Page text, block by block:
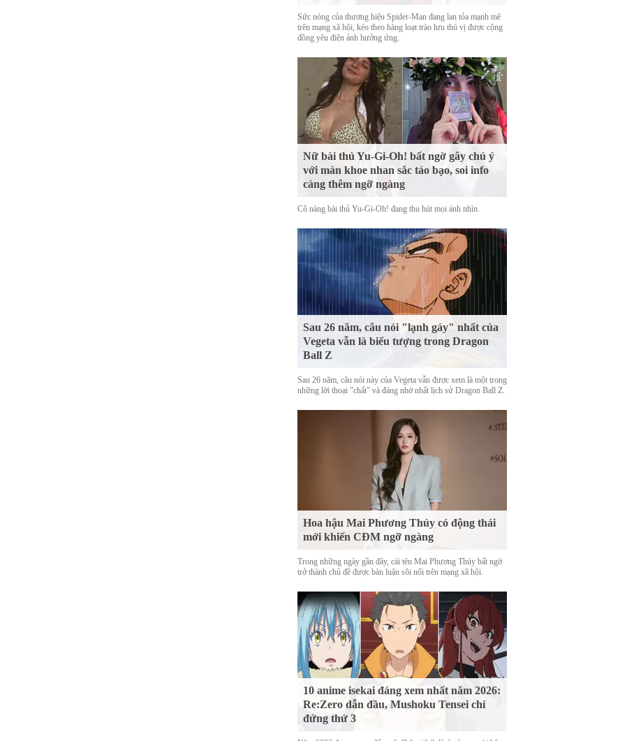
Sức nóng của thương hiệu Spider-Man đang lan tỏa mạnh mẽ
trên mạng xã hội, kéo theo hàng loạt trào lưu thú vị được cộng
đồng yêu điện ảnh hưởng ứng.
Nữ bài thủ Yu-Gi-Oh! bất ngờ gây chú ý
với màn khoe nhan sắc táo bạo, soi info
càng thêm ngỡ ngàng
Cô nàng bài thủ Yu-Gi-Oh! đang thu hút mọi ánh nhìn.
Sau 26 năm, câu nói "lạnh gáy" nhất của
Vegeta vẫn là biểu tượng trong Dragon
Ball Z
Sau 26 năm, câu nói này của Vegeta vẫn được xem là một trong
những lời thoại "chất" và đáng nhớ nhất lịch sử Dragon Ball Z.
Hoa hậu Mai Phương Thúy có động thái
mới khiến CĐM ngỡ ngàng
Trong những ngày gần đây, cái tên Mai Phương Thúy bất ngờ
trở thành chủ đề được bàn luận sôi nổi trên mạng xã hội.
10 anime isekai đáng xem nhất năm 2026:
Re:Zero dẫn đầu, Mushoku Tensei chỉ
đứng thứ 3